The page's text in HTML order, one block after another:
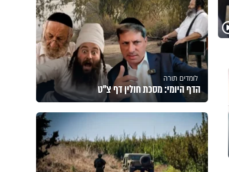
לומדים תורה
הדף היומי: מסכת חולין דף צ"ט